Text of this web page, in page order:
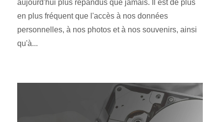
aujourd'hui plus répandus que jamais. Il est de plus
en plus fréquent que l'accès à nos données
personnelles, à nos photos et à nos souvenirs, ainsi
qu'à...